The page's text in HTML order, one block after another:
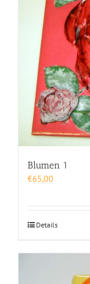
Blumen 1
€65,00
Details